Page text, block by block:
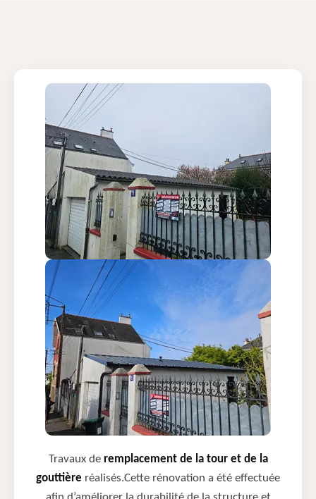
Travaux de remplacement de la tour et de la
gouttière réalisés.Cette rénovation a été effectuée